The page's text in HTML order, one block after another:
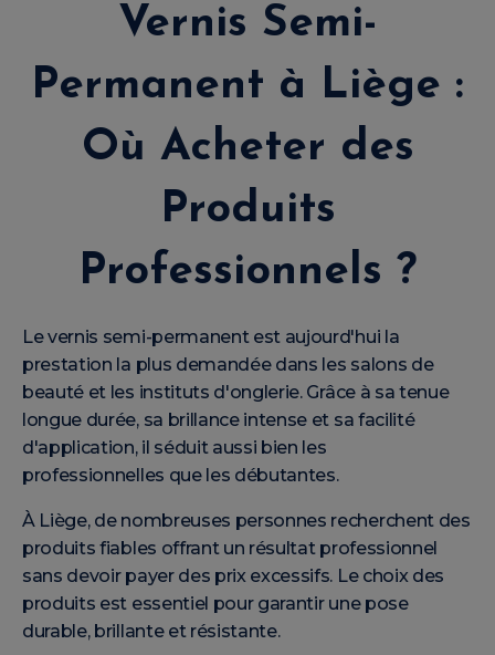
Vernis Semi-
Permanent à Liège :
Où Acheter des
Produits
Professionnels ?
Le vernis semi-permanent est aujourd'hui la
prestation la plus demandée dans les salons de
beauté et les instituts d'onglerie. Grâce à sa tenue
longue durée, sa brillance intense et sa facilité
d'application, il séduit aussi bien les
professionnelles que les débutantes.
À Liège, de nombreuses personnes recherchent des
produits fiables offrant un résultat professionnel
sans devoir payer des prix excessifs. Le choix des
produits est essentiel pour garantir une pose
durable, brillante et résistante.